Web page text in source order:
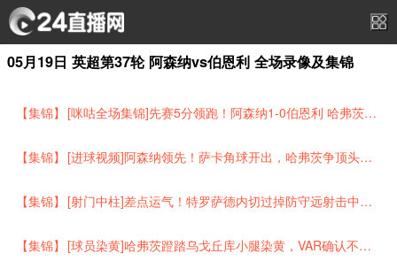
05月19日 英超第37轮 阿森纳vs伯恩利 全场录像及集锦
【集锦】 [咪咕全场集锦]先赛5分领跑！阿森纳1-0伯恩利 哈弗茨制胜+蹬踏染黄 萨卡献助攻
【集锦】 [进球视频]阿森纳领先！萨卡角球开出，哈弗茨争顶头球破门
【集锦】 [射门中柱]差点运气！特罗萨德内切过掉防守远射击中立柱
【集锦】 [球员染黄]哈弗茨蹬踏乌戈丘库小腿染黄，VAR确认不是红牌动作